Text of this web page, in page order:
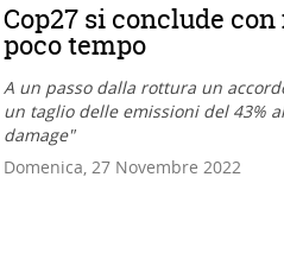
Cop27 si conclude
poco tempo
A un passo dalla rottura un
un taglio delle emissioni del 43%
damage"
Domenica, 27 Novembre 2022